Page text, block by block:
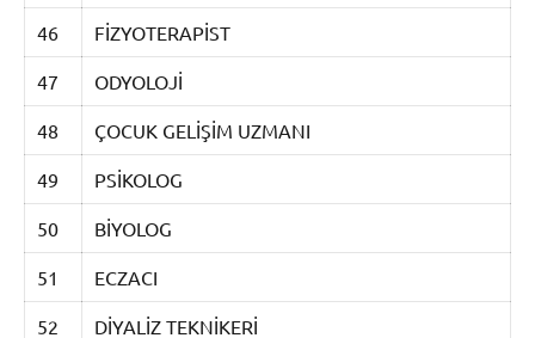
46 FİZYOTERAPİST
47 ODYOLOJİ
48 ÇOCUK GELİŞİM UZMANI
49 PSİKOLOG
50 BİYOLOG
51 ECZACI
52 DİYALİZ TEKNİKERİ